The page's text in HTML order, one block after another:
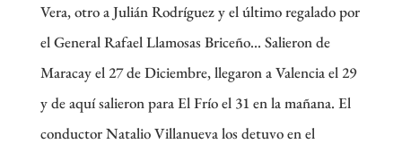
Vera, otro a Julián Rodríguez y el último regalado por
el General Rafael Llamosas Briceño… Salieron de
Maracay el 27 de Diciembre, llegaron a Valencia el 29
y de aquí salieron para El Frío el 31 en la mañana. El
conductor Natalio Villanueva los detuvo en el